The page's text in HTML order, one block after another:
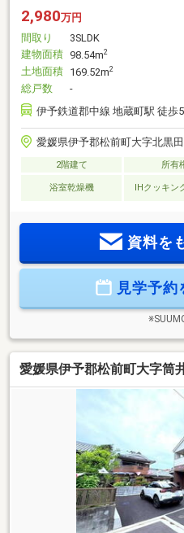
2,980万円
間取り
3SLDK
建物面積 98.54m2
土地面積 169.52m2
総戸数
-
伊予鉄道郡中線 地蔵町駅 徒歩
愛媛県伊予郡松前町大字北黒田
2階建て 所有
浴室乾燥機 IHクッキン
資料を
見学予
愛媛県伊予郡松前町大字筒